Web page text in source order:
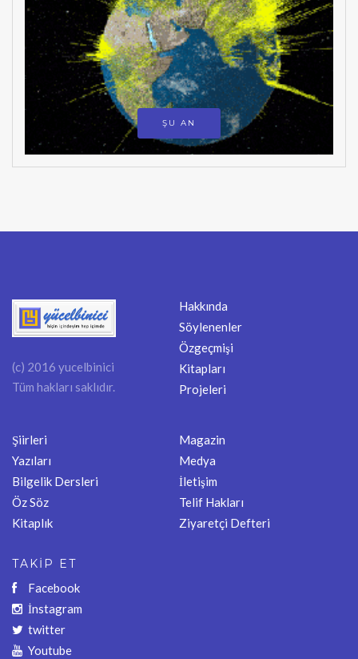
ŞU AN
(c) 2016 yucelbinici
Tüm hakları saklıdır.
Hakkında
Söylenenler
Özgeçmişi
Kitapları
Projeleri
Şiirleri
Yazıları
Bilgelik Dersleri
Öz Söz
Kitaplık
Magazin
Medya
İletişim
Telif Hakları
Ziyaretçi Defteri
TAKİP ET
Facebook
İnstagram
twitter
Youtube